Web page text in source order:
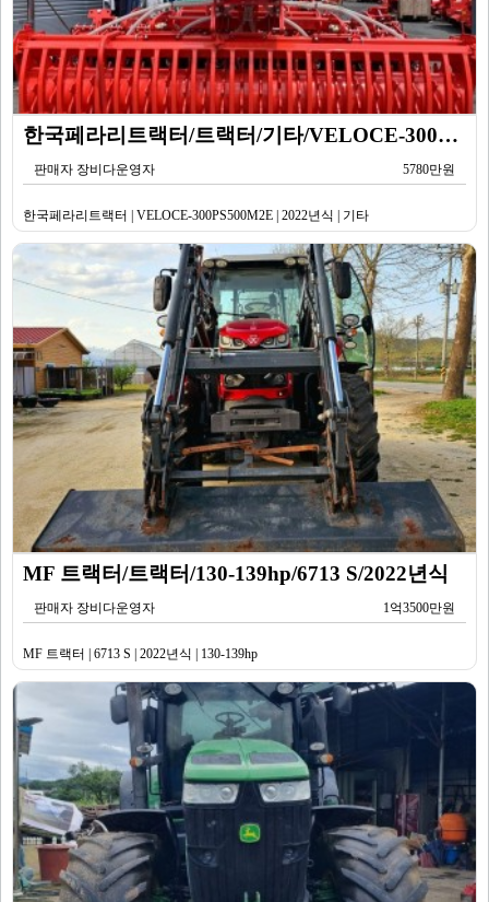
한국페라리트랙터/트랙터/기타/VELOCE-300PS500M2E/2022년식
판매자 장비다운영자 5780만원
한국페라리트랙터 | VELOCE-300PS500M2E | 2022년식 | 기타
MF 트랙터/트랙터/130-139hp/6713 S/2022년식
판매자 장비다운영자 1억3500만원
MF 트랙터 | 6713 S | 2022년식 | 130-139hp